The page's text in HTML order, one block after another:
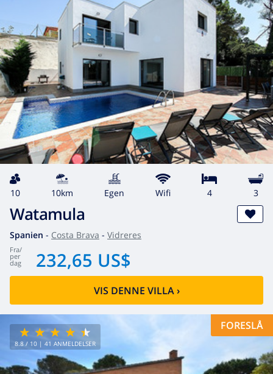
10 10km egen wifi 4 3
Watamula
Spanien - Costa Brava - Vidreres
fra/
per
dag 232,65 US$
VIS DENNE VILLA›
8.8 / 10 | 41 ANMELDELSER
FORESLÅ